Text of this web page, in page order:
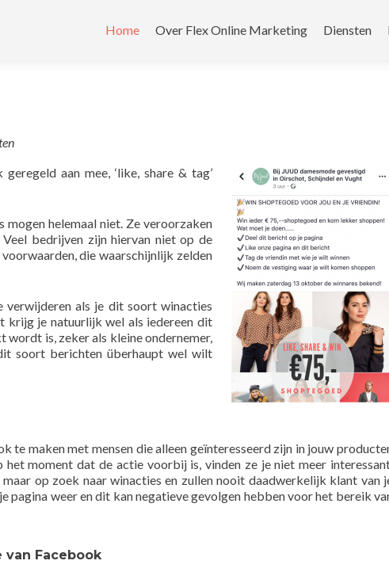
Home Over Flex Online Marketing Diensten
aan mee, ‘like, share & tag’
helemaal niet. Ze veroorzaken
bedrijven zijn hiervan niet op de
die waarschijnlijk zelden
als je dit soort winacties
krijg je natuurlijk wel als iedereen dit
wordt is, zeker als kleine ondernemer,
soort berichten überhaupt wel wilt
te maken met mensen die alleen geïnteresseerd zijn in jouw
moment dat de actie voorbij is, vinden ze je niet meer
maar op zoek naar winacties en zullen nooit daadwerkelijk klant van
pagina weer en dit kan negatieve gevolgen hebben voor het bereik
Facebook